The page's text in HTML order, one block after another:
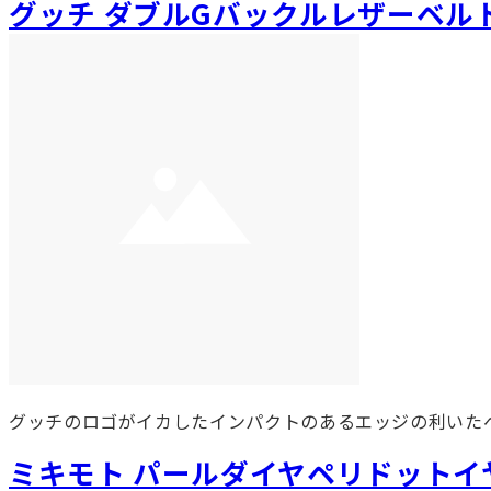
グッチ ダブルGバックルレザーベル
グッチのロゴがイカしたインパクトのあるエッジの利いた
ミキモト パールダイヤペリドットイ